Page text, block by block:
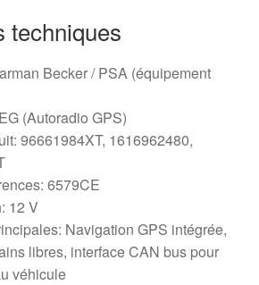
techniques
Becker / PSA (équipement
(Autoradio GPS)
96661984XT, 1616962480,
6579CE
12 V
Navigation GPS intégrée,
libres, interface CAN bus pour
véhicule